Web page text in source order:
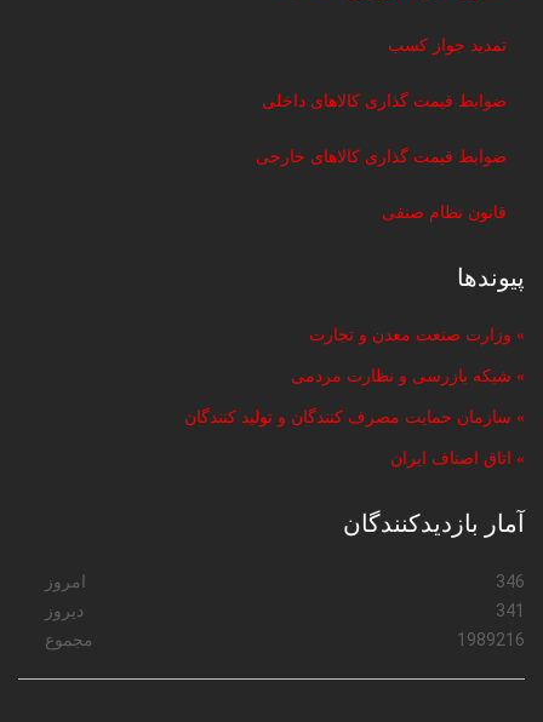
تمدید جواز کسب
ضوابط قیمت گذاری کالاهای داخلی
ضوابط قیمت گذاری کالاهای خارجی
قانون نظام صنفی
پیوندها
» وزارت صنعت معدن و تجارت
» شبکه بازرسی و نظارت مردمی
» سازمان حمایت مصرف کنندگان و تولید کنندگان
» اتاق اصناف ایران
آمار بازدیدکنندگان
امروز
346
دیروز
341
مجموع
1989216